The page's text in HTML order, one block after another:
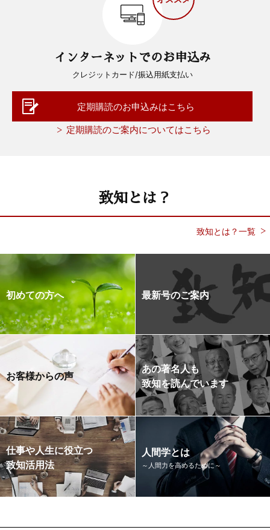
インターネットでのお申込み
クレジットカード/振込用紙支払い
定期購読のお申込みはこちら
定期購読のご案内についてはこちら
致知とは？
致知とは？一覧
初めての方へ 最新号のご案内
お客様からの声
あの著名人も
致知を読んでいます
仕事や人生に役立つ
致知活用法
人間学とは
～人間力を高めるために～